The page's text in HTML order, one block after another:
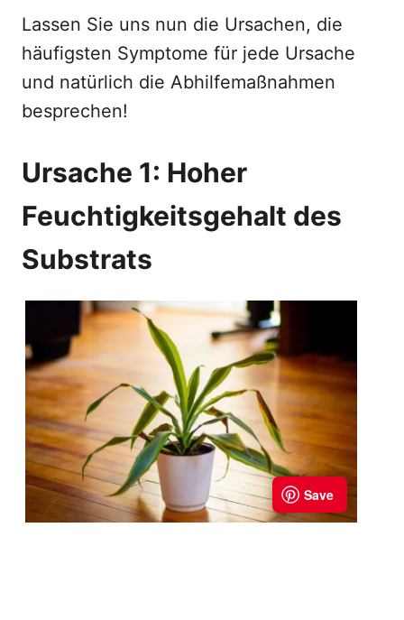
Lassen Sie uns nun die Ursachen, die
häufigsten Symptome für jede Ursache
und natürlich die Abhilfemaßnahmen
besprechen!
Ursache 1: Hoher
Feuchtigkeitsgehalt des
Substrats